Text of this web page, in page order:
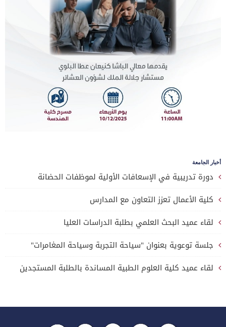
أخبار الجامعة
دورة تدريبية في الإسعافات الأولية لموظفات الحضانة
كلية الأعمال تعزز التعاون مع المدارس
لقاء عميد البحث العلمي بطلبة الدراسات العليا
جلسة توعوية بعنوان "سياحة التجربة وسياحة المغامرات"
لقاء عميد كلية العلوم الطبية المساندة بالطلبة المستجدين